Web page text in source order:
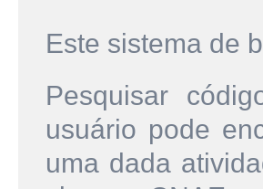
Este sistema de
Pesquisar
usuário pode
uma dada